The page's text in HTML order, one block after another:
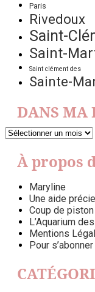
Paris
Rivedoux
Saint-
Saint-
Saint clément des
Sainte-
DANS MA
DANS
BAZENNE
(ARCHIVES)
À propos
Maryline
Une aide
Coup de
L’Aquarium
Mentions
Pour